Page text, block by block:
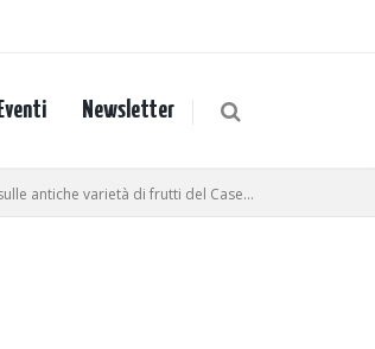
Eventi Newsletter
antiche varietà di frutti del Case...